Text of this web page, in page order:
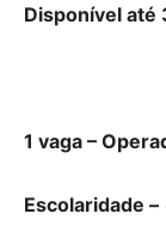
Disponível até
1 vaga –
Escolaridade –